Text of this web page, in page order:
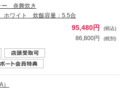
ー 炎舞炊き
ホワイト 炊飯容量：5.5合
95,480円 (税込)
86,800円 (税別)